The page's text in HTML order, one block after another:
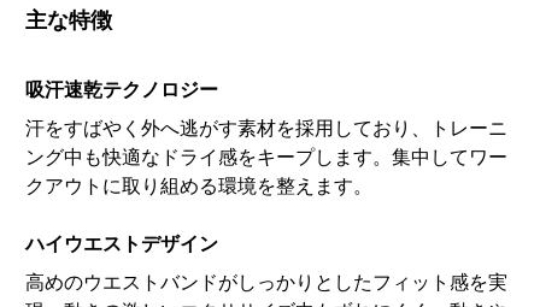
主な特徴
吸汗速乾テクノロジー
汗をすばやく外へ逃がす素材を採用しており、トレーニ
ング中も快適なドライ感をキープします。集中してワー
クアウトに取り組める環境を整えます。
ハイウエストデザイン
高めのウエストバンドがしっかりとしたフィット感を実